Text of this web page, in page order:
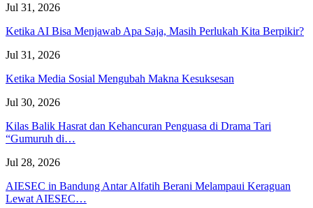
Jul 31, 2026
Ketika AI Bisa Menjawab Apa Saja, Masih Perlukah Kita Berpikir?
Jul 31, 2026
Ketika Media Sosial Mengubah Makna Kesuksesan
Jul 30, 2026
Kilas Balik Hasrat dan Kehancuran Penguasa di Drama Tari
“Gumuruh di…
Jul 28, 2026
AIESEC in Bandung Antar Alfatih Berani Melampaui Keraguan
Lewat AIESEC…